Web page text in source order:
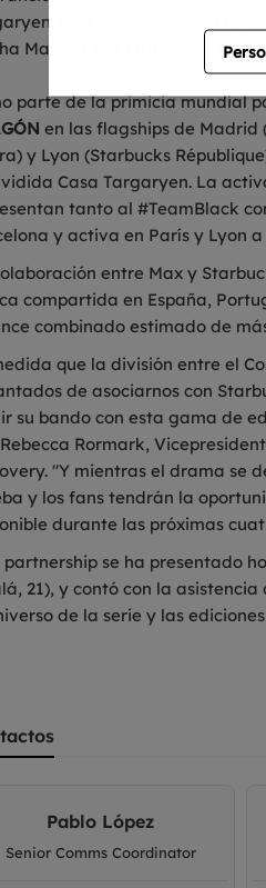
Iced Americano con
Matcha Tea Latte con Cream
parte de la primicia mundial
en las flagships de Madrid
y Lyon (Starbucks
Casa Targaryen. La
tanto al #TeamBlack
y activa en París y Lyon
entre Max y
compartida en España,
combinado estimado de
que la división entre el
de asociarnos con
su bando con esta gama de
Rormark,
"Y mientras el drama se
y los fans tendrán la
durante las próximas
partnership se ha presentado
21), y contó con la
de la serie y las
Pablo López
Senior Comms Coordinator